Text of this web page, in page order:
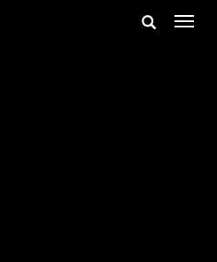
Suche